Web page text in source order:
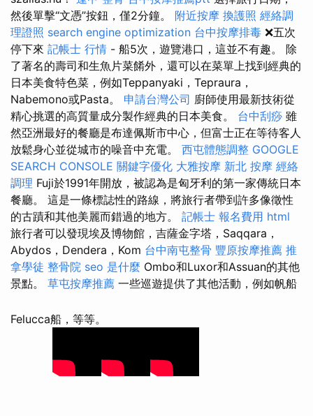
然後單擊“文憑”按鈕，僅2分鐘。 附近按摩 換護照 經絡調
理證照 search engine optimization 台中按摩排毒 ❌五次
停下來 記帳士 行情 - 船5次，遊覽港口，這並不有趣。 除
了著名的壽司和生魚片菜餚外，還可以在菜單上找到經典的
日本美食特色菜，例如Teppanyaki，Tepraura，
Nabemono或Pasta。 申請台灣公司 廚師使用最新技術從
精心挑選的高質量成分製作經典的日本美食。 台中刮痧 雖
然亞洲最好的餐廳是布達佩斯市中心，但富士正在等待客人
放鬆身心並從城市的噪音中充電。 西屯體態調整 GOOGLE
SEARCH CONSOLE 關鍵字優化 大雅按摩 新北 按摩 經絡
調理 Fuji於1991年開放，被認為是匈牙利的第一家傳統日本
餐廳。 這是一條標誌性的路線，將旅行者帶到許多像徵性
的古蹟和其他美麗而錯過的地方。 記帳士 報名費用 html
旅行者可以發現埃及博物館，吉薩金字塔，Saqqara，
Abydos，Dendera，Kom 台中南屯整骨 豐原按摩推薦 推
拿學徒 整骨院 seo 是什麼 Ombo和Luxor和Assuan的其他
景點。 草屯按摩推薦 一些巡遊提供了其他活動，例如帆船
Felucca船，等等。